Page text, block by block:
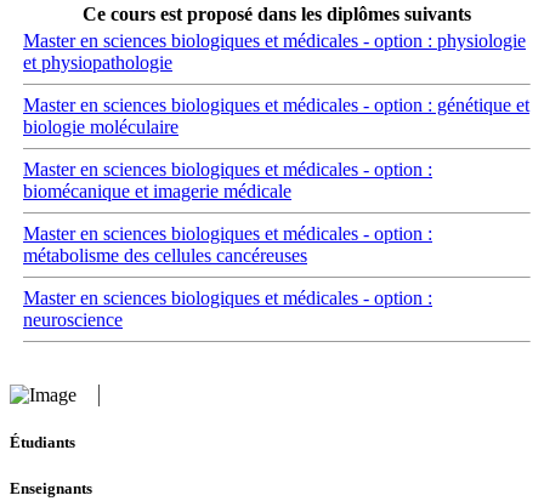
Ce cours est proposé dans les diplômes suivants
Master en sciences biologiques et médicales - option : physiologie
et physiopathologie
Master en sciences biologiques et médicales - option : génétique et
biologie moléculaire
Master en sciences biologiques et médicales - option :
biomécanique et imagerie médicale
Master en sciences biologiques et médicales - option :
métabolisme des cellules cancéreuses
Master en sciences biologiques et médicales - option :
neuroscience
Étudiants
Enseignants